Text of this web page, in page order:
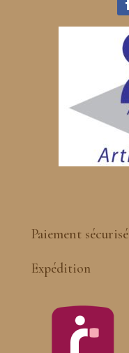
Paiement sécurisé
Expédition